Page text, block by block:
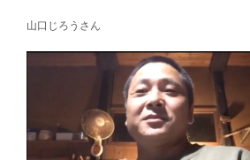
山口じろうさん